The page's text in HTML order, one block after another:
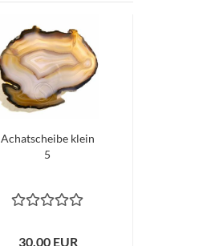
Achatscheibe klein
5
30,00 EUR